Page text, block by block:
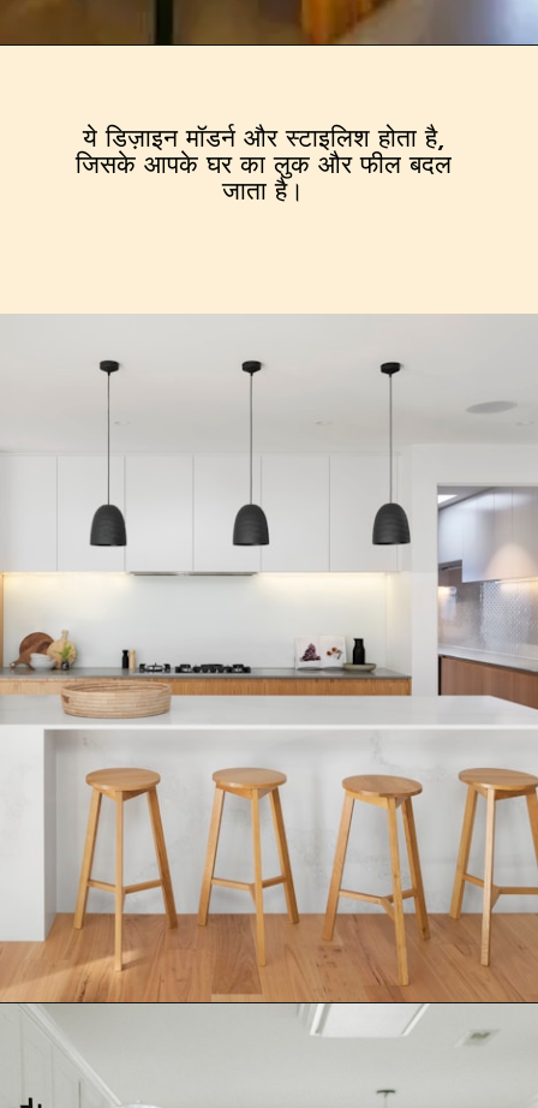
ये डिज़ाइन मॉडर्न और स्टाइलिश होता है,
जिसके आपके घर का लुक और फील बदल
जाता है।